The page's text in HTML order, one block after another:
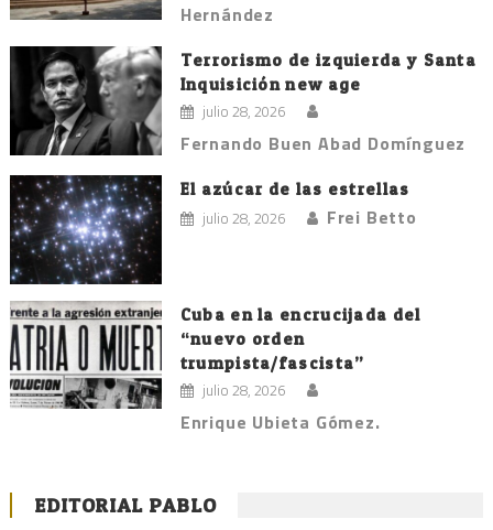
Hernández
Terrorismo de izquierda y Santa
Inquisición new age
julio 28, 2026
Fernando Buen Abad Domínguez
El azúcar de las estrellas
julio 28, 2026 Frei Betto
Cuba en la encrucijada del
“nuevo orden
trumpista/fascista”
julio 28, 2026
Enrique Ubieta Gómez.
EDITORIAL PABLO